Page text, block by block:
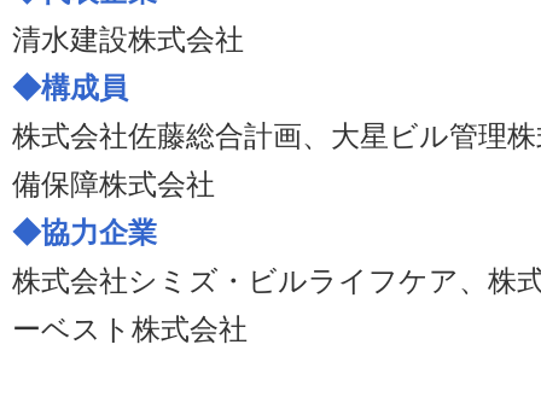
清水建設株式会社
◆構成員
株式会社佐藤総合計画、大星ビル管理
備保障株式会社
◆協力企業
株式会社シミズ・ビルライフケア、株
ーベスト株式会社